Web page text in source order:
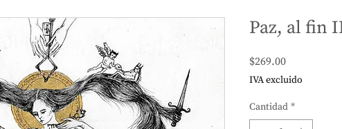
Paz, al fin
$269.00Precio
IVA excluido
Cantidad *